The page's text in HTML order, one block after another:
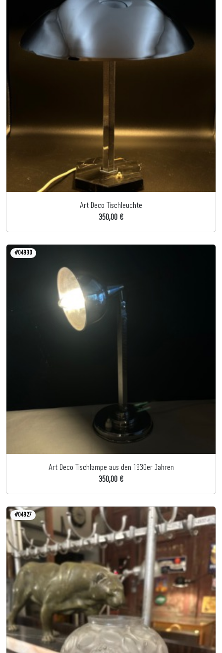
Art Deco Tischleuchte
350,00 €
#04930
Art Deco Tischlampe aus den 1930er Jahren
350,00 €
#04927